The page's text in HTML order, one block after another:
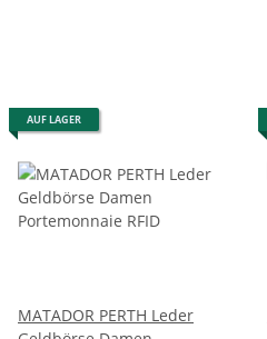
AUF LAGER
MATADOR PERTH Leder